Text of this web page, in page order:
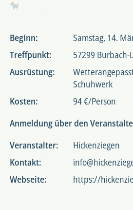
Beginn:
Samstag, 14.
Treffpunkt:
57299
Ausrüstung:
Schuhwerk
Kosten:
94 €/Person
Anmeldung über den
Veranstalter:
Hickenziegen
Kontakt:
Webseite:
https://